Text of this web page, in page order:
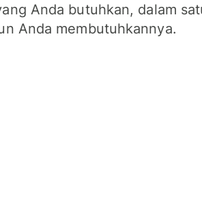
Anda butuhkan, dalam
Anda membutuhkannya.